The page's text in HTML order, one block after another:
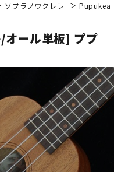
ウクレレ
パーカッション
ソプラノウクレレ Pupukea
オール単板] ププ